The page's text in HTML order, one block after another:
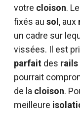
votre cloison.
fixés au sol , aux
un cadre sur
vissées. Il est
parfait des rails
pourrait
de la cloison.
meilleure